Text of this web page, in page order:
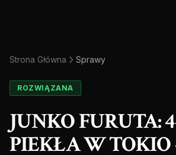
Strona Główna Sprawy
ROZWIĄZANA
JUNKO FURUTA:
PIEKŁA W TOKIO